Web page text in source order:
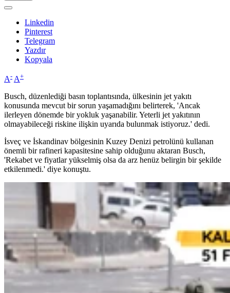
Linkedin
Pinterest
Telegram
Yazdır
Kopyala
A- A+
Busch, düzenlediği basın toplantısında, ülkesinin jet yakıtı
konusunda mevcut bir sorun yaşamadığını belirterek, 'Ancak
ilerleyen dönemde bir yokluk yaşanabilir. Yeterli jet yakıtının
olmayabileceği riskine ilişkin uyarıda bulunmak istiyoruz.' dedi.
İsveç ve İskandinav bölgesinin Kuzey Denizi petrolünü kullanan
önemli bir rafineri kapasitesine sahip olduğunu aktaran Busch,
'Rekabet ve fiyatlar yükselmiş olsa da arz henüz belirgin bir şekilde
etkilenmedi.' diye konuştu.